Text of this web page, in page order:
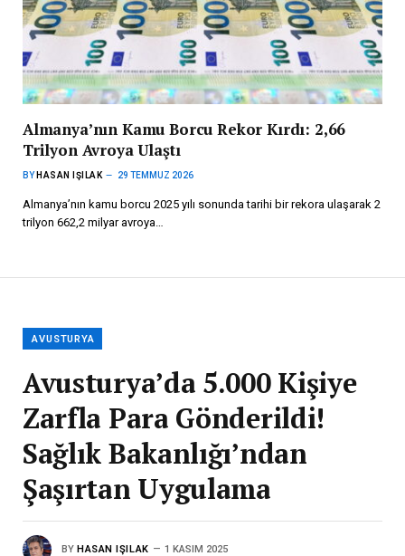
Almanya’nın Kamu Borcu Rekor Kırdı: 2,66
Trilyon Avroya Ulaştı
BY HASAN IŞILAK 29 TEMMUZ 2026
Almanya’nın kamu borcu 2025 yılı sonunda tarihi bir rekora ulaşarak 2
trilyon 662,2 milyar avroya…
AVUSTURYA
Avusturya’da 5.000 Kişiye
Zarfla Para Gönderildi!
Sağlık Bakanlığı’ndan
Şaşırtan Uygulama
BY HASAN IŞILAK 1 KASIM 2025